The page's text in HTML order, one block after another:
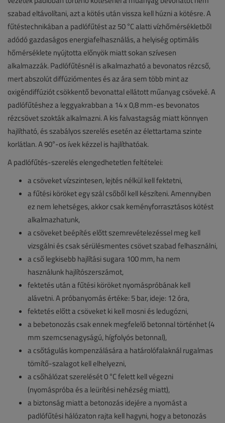
szabad eltávolítani, azt a kötés után vissza kell húzni a kötésre. A
fűtéstechnikában a padlófűtést az 50 °C alatti vízhőmérsékletből
adódó gazdaságos energiafelhasználás, a helyiség optimális
hőmérséklete nyújtotta előnyök miatt sokan szívesen
alkalmazzák. Padlófűtésnél is alkalmazható a bevonatos rézcső,
mert abszolút diffúziómentes és az ára sem több mint az
oxigéndiffúziót csökkentő bevonattal ellátott műanyag csöveké. A
padlófűtéshez a leggyakrabban a 14 x 0,8 mm-es bevonatos
rézcsövet szokták alkalmazni. A kis falvastagság miatt könnyen
hajlítható, és szabályos szerelés esetén az élettartama szinte
korlátlan. A 90°-os ívek kézzel is hajlíthatóak.
A padlófűtés-szerelés elengedhetetlen feltételei:
a csöveket vízszintesen, lejtés nélkül kell fektetni,
a fűtési köröket egy szál csőből kell készíteni. Amennyiben
ez nem lehetséges, akkor csak keményforrasztásos kötést
alkalmazhatunk,
a csöveket beépítés előtt szemrevételezéssel meg kell
vizsgálni és csak sérülésmentes csövet szabad felhasználni,
a cső legkisebb hajlítási sugara 100 mm, ha nem
használunk hajlítószerszámot,
fektetés után a fűtési köröket nyomáspróbának kell
alávetni. A próbanyomás értéke: 5 bar, ideje: 12 óra,
fektetés előtt a csöveket ki kell mosni és ledugózni,
a bebetonozás csak ennek megfelelő betonnal történhet (4
mm szemcsenagyságú, hígfolyós betonnal),
a csőtágulás kompenzálására a határolófalaknál rugalmas
tömítő-szalagot kell elhelyezni,
a csőhálózat szerelését 0 °C felett kell végezni
(nyomáspróba és a leürítési nehézség miatt),
a biztonság miatt a betonozás idejére a nyomást a
padlófűtési hálózaton rajta kell hagyni, hogy a betonozás